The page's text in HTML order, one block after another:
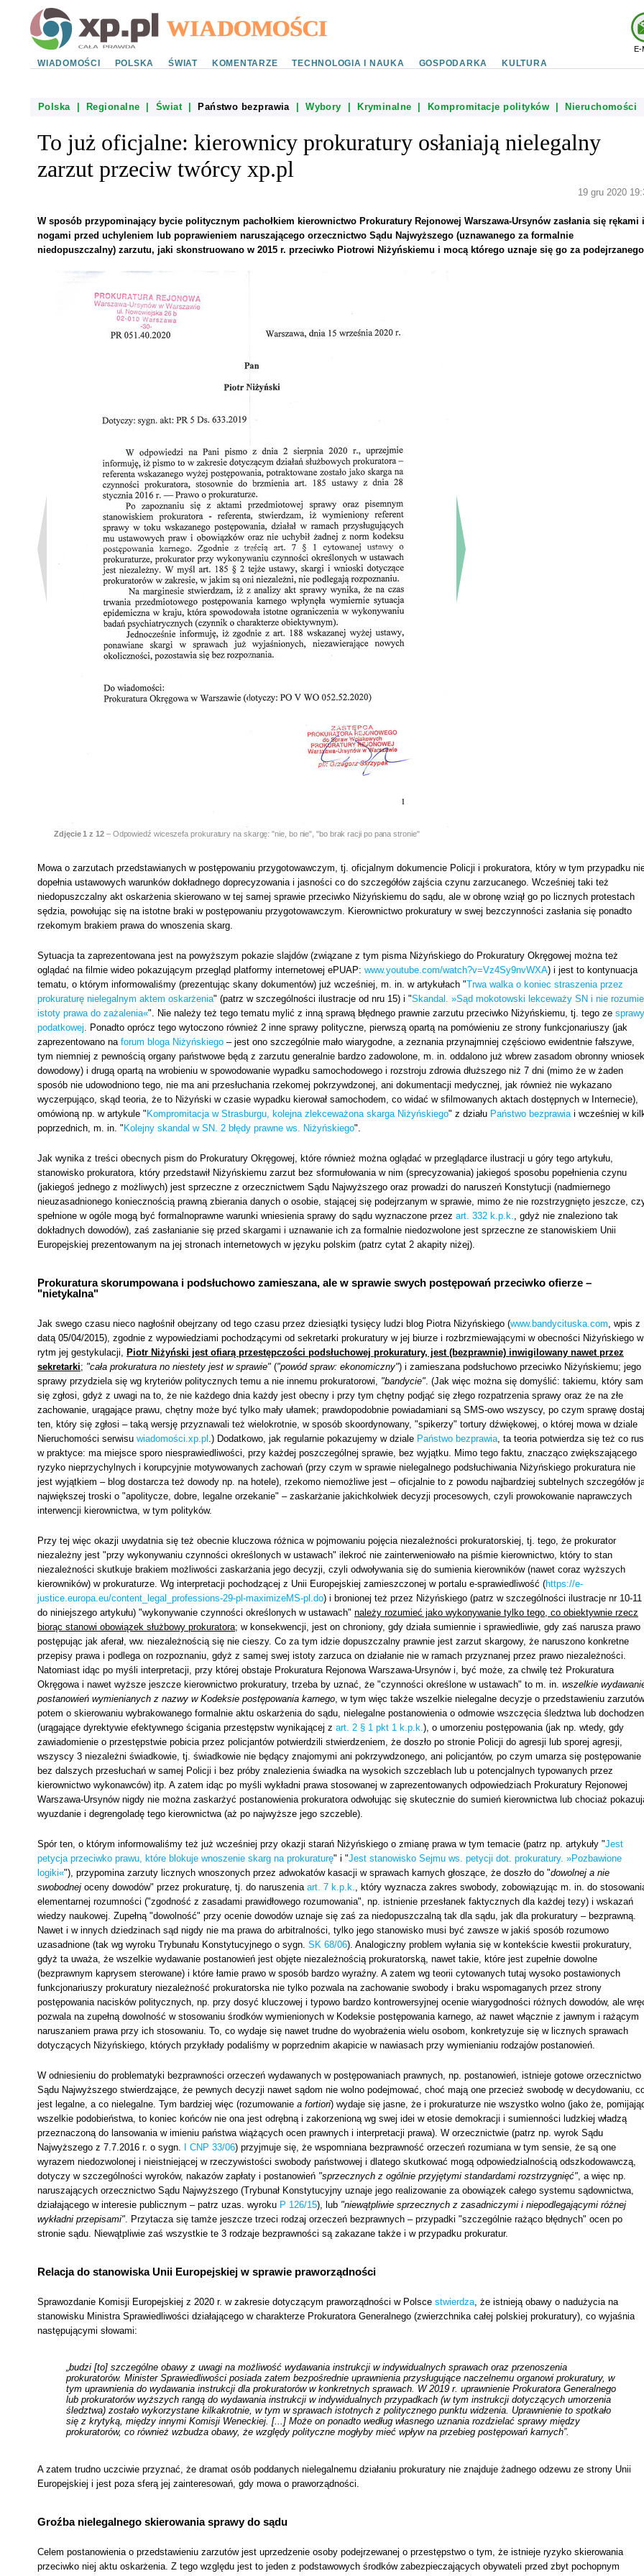
E-
WIADOMOŚCI POLSKA ŚWIAT KOMENTARZE TECHNOLOGIA I NAUKA GOSPODARKA KULTURA
Polska| Regionalne Świat| Państwo bezprawia|Wybory Kryminalne Kompromitacje polityków Nieruchomości
To już oficjalne: kierownicy prokuratury osłaniają nielegalny
zarzut przeciw twórcy xp.pl
19 gru 2020
W sposób przypominający bycie politycznym pachołkiem kierownictwo Prokuratury Rejonowej Warszawa-Ursynów zasłania się rękami i
nogami przed uchyleniem lub poprawieniem naruszającego orzecznictwo Sądu Najwyższego (uznawanego za formalnie
niedopuszczalny) zarzutu, jaki skonstruowano w 2015 r. przeciwko Piotrowi Niżyńskiemu i mocą którego uznaje się go za
Zdjęcie1 z 12– Odpowiedź wiceszefa prokuratury na skargę: "nie, bo nie", "bo brak racji po pana stronie"
Mowa o zarzutach przedstawianych w postępowaniu przygotowawczym, tj. oficjalnym dokumencie Policji i prokuratora, który w tym przypadku
dopełnia ustawowych warunków dokładnego doprecyzowania i jasności co do szczegółów zajścia czynu zarzucanego. Wcześniej taki też
niedopuszczalny akt oskarżenia skierowano w tej samej sprawie przeciwko Niżyńskiemu do sądu, ale w obronę wziął go po licznych protestach
sędzia, powołując się na istotne braki w postępowaniu przygotowawczym. Kierownictwo prokuratury w swej bezczynności zasłania się ponadto
rzekomym brakiem prawa do wnoszenia skarg.
Sytuacja ta zaprezentowana jest na powyższym pokazie slajdów (związane z tym pisma Niżyńskiego do Prokuratury Okręgowej można też
oglądać na filmie wideo pokazującym przegląd platformy internetowej ePUAP: www.youtube.com/watch?v=Vz4Sy9nvWXA) i jest to kontynuacja
tematu, o którym informowaliśmy (prezentując skany dokumentów) już wcześniej, m. in. w artykułach "Trwa walka o koniec straszenia przez
prokuraturę nielegalnym aktem oskarżenia" (patrz w szczególności ilustracje od nru 15) i "Skandal. »Sąd mokotowski lekceważy SN i nie rozumie
istoty prawa do zażalenia«". Nie należy też tego tematu mylić z inną sprawą błędnego prawnie zarzutu przeciwko Niżyńskiemu, tj. tego ze sprawy
podatkowej. Ponadto oprócz tego wytoczono również 2 inne sprawy polityczne, pierwszą opartą na pomówieniu ze strony funkcjonariuszy (jak
zaprezentowano na forum bloga Niżyńskiego – jest ono szczególnie mało wiarygodne, a zeznania przynajmniej częściowo ewidentnie fałszywe,
tym niemniej z pewnością organy państwowe będą z zarzutu generalnie bardzo zadowolone, m. in. oddalono już wbrew zasadom obronny wniosek
dowodowy) i drugą opartą na wrobieniu w spowodowanie wypadku samochodowego i rozstroju zdrowia dłuższego niż 7 dni (mimo że w żaden
sposób nie udowodniono tego, nie ma ani przesłuchania rzekomej pokrzywdzonej, ani dokumentacji medycznej, jak również nie wykazano
wyczerpująco, skąd teoria, że to Niżyński w czasie wypadku kierował samochodem, co widać w sfilmowanych aktach dostępnych w Internecie),
omówioną np. w artykule " Kompromitacja w Strasburgu, kolejna zlekceważona skarga Niżyńskiego" z działu Państwo bezprawiai wcześniej w
poprzednich, m. in. " Kolejny skandal w SN. 2 błędy prawne ws. Niżyńskiego".
Jak wynika z treści obecnych pism do Prokuratury Okręgowej, które również można oglądać w przeglądarce ilustracji u góry tego artykułu,
stanowisko prokuratora, który przedstawił Niżyńskiemu zarzut bez sformułowania w nim (sprecyzowania) jakiegoś sposobu popełnienia czynu
(jakiegoś jednego z możliwych) jest sprzeczne z orzecznictwem Sądu Najwyższego oraz prowadzi do naruszeń Konstytucji (nadmiernego
nieuzasadnionego koniecznością prawną zbierania danych o osobie, stającej się podejrzanym w sprawie, mimo że nie rozstrzygnięto jeszcze,
spełnione w ogóle mogą być formalnoprawne warunki wniesienia sprawy do sądu wyznaczone przez art. 332 k.p.k., gdyż nie znaleziono tak
dokładnych dowodów), zaś zasłanianie się przed skargami i uznawanie ich za formalnie niedozwolone jest sprzeczne ze stanowiskiem Unii
Europejskiej prezentowanym na jej stronach internetowych w języku polskim (patrz cytat 2 akapity niżej).
Prokuratura skorumpowana i podsłuchowo zamieszana, ale w sprawie swych postępowań przeciwko ofierze –
"nietykalna"
Jak swego czasu nieco nagłośnił obejrzany od tego czasu przez dziesiątki tysięcy ludzi blog Piotra Niżyńskiego (www.bandycituska.com, wpis z
datą 05/04/2015), zgodnie z wypowiedziami pochodzącymi od sekretarki prokuratury w jej biurze i rozbrzmiewającymi w obecności Niżyńskiego w
rytm jej gestykulacji, Piotr Niżyński jest ofiarą przestępczości podsłuchowej prokuratury, jest (bezprawnie) inwigilowany nawet przez
sekretarki; "cała prokuratura no niestety jest w sprawie" ("powód spraw: ekonomiczny") i zamieszana podsłuchowo przeciwko Niżyńskiemu; jego
sprawy przydziela się wg kryteriów politycznych temu a nie innemu prokuratorowi, "bandycie". (Jak więc można się domyślić: takiemu, który sam
się zgłosi, gdyż z uwagi na to, że nie każdego dnia każdy jest obecny i przy tym chętny podjąć się złego rozpatrzenia sprawy oraz że na złe
zachowanie, urągające prawu, chętny może być tylko mały ułamek; prawdopodobnie powiadamiani są SMS-owo wszyscy, po czym sprawę
ten, który się zgłosi – taką wersję przyznawali też wielokrotnie, w sposób skoordynowany, "spikerzy" tortury dźwiękowej, o której mowa w dziale
Nieruchomości serwisu wiadomości.xp.pl .) Dodatkowo, jak regularnie pokazujemy w dziale Państwo bezprawia, ta teoria potwierdza się też co
w praktyce: ma miejsce sporo niesprawiedliwości, przy każdej poszczególnej sprawie, bez wyjątku. Mimo tego faktu, znacząco zwiększającego
ryzyko nieprzychylnych i korupcyjnie motywowanych zachowań (przy czym w sprawie nielegalnego podsłuchiwania Niżyńskiego prokuratura nie
jest wyjątkiem – blog dostarcza też dowody np. na hotele), rzekomo niemożliwe jest – oficjalnie to z powodu najbardziej subtelnych szczegółów
największej troski o "apolitycze, dobre, legalne orzekanie" – zaskarżanie jakichkolwiek decyzji procesowych, czyli prowokowanie naprawczych
interwencji kierownictwa, w tym polityków.
Przy tej więc okazji uwydatnia się też obecnie kluczowa różnica w pojmowaniu pojęcia niezależności prokuratorskiej, tj. tego, że prokurator
niezależny jest "przy wykonywaniu czynności określonych w ustawach" ilekroć nie zainterweniowało na piśmie kierownictwo, który to stan
niezależności skutkuje brakiem możliwości zaskarżania jego decyzji, czyli odwoływania się do sumienia kierowników (nawet coraz wyższych
kierowników) w prokuraturze. Wg interpretacji pochodzącej z Unii Europejskiej zamieszczonej w portalu e-sprawiedliwość (https://e-
justice.europa.eu/content_legal_professions-29-pl-maximizeMS-pl.do) i bronionej też przez Niżyńskiego (patrz w szczególności ilustracje nr 10-11
do niniejszego artykułu) "wykonywanie czynności określonych w ustawach" należy rozumieć jako wykonywanie tylko tego, co obiektywnie rzecz
biorąc stanowi obowiązek służbowy prokuratora; w konsekwencji, jest on chroniony, gdy działa sumiennie i sprawiedliwie, gdy zaś narusza prawo
postępując jak aferał, ww. niezależnością się nie cieszy. Co za tym idzie dopuszczalny prawnie jest zarzut skargowy, że naruszono konkretne
przepisy prawa i podlega on rozpoznaniu, gdyż z samej swej istoty zarzuca on działanie nie w ramach przyznanej przez prawo niezależności.
Natomiast idąc po myśli interpretacji, przy której obstaje Prokuratura Rejonowa Warszawa-Ursynów i, być może, za chwilę też Prokuratura
Okręgowa i nawet wyższe jeszcze kierownictwo prokuratury, trzeba by uznać, że "czynności określone w ustawach" to m. in. wszelkie
postanowień wymienianych z nazwy w Kodeksie postępowania karnego, w tym więc także wszelkie nielegalne decyzje o przedstawieniu
potem o skierowaniu wybrakowanego formalnie aktu oskarżenia do sądu, nielegalne postanowienia o odmowie wszczęcia śledztwa lub
(urągające dyrektywie efektywnego ścigania przestępstw wynikającej z art. 2 § 1 pkt 1 k.p.k.), o umorzeniu postępowania (jak np. wtedy, gdy
zawiadomienie o przestępstwie pobicia przez policjantów potwierdzili stwierdzeniem, że doszło po stronie Policji do agresji lub sporej agresji,
wszyscy 3 niezależni świadkowie, tj. świadkowie nie będący znajomymi ani pokrzywdzonego, ani policjantów, po czym umarza się postępowanie
bez dalszych przesłuchań w samej Policji i bez próby znalezienia świadka na wysokich szczeblach lub u potencjalnych typowanych przez
kierownictwo wykonawców) itp. A zatem idąc po myśli wykładni prawa stosowanej w zaprezentowanych odpowiedziach Prokuratury Rejonowej
Warszawa-Ursynów nigdy nie można zaskarżyć postanowienia prokuratora odwołując się skutecznie do sumień kierownictwa lub chociaż
wyuzdanie i degrengoladę tego kierownictwa (aż po najwyższe jego szczeble).
Spór ten, o którym informowaliśmy też już wcześniej przy okazji starań Niżyńskiego o zmianę prawa w tym temacie (patrz np. artykuły "Jest
petycja przeciwko prawu, które blokuje wnoszenie skarg na prokuraturę" i "Jest stanowisko Sejmu ws. petycji dot. prokuratury. »Pozbawione
logiki«"), przypomina zarzuty licznych wnoszonych przez adwokatów kasacji w sprawach karnych głoszące, że doszło do "dowolnej a nie
swobodnej oceny dowodów" przez prokuraturę, tj. do naruszenia art. 7 k.p.k., który wyznacza zakres swobody, zobowiązując m. in. do
elementarnej rozumności ("zgodność z zasadami prawidłowego rozumowania", np. istnienie przesłanek faktycznych dla każdej tezy) i wskazań
wiedzy naukowej. Zupełną "dowolność" przy ocenie dowodów uznaje się zaś za niedopuszczalną tak dla sądu, jak dla prokuratury – bezprawną.
Nawet i w innych dziedzinach sąd nigdy nie ma prawa do arbitralności, tylko jego stanowisko musi być zawsze w jakiś sposób rozumowo
uzasadnione (tak wg wyroku Trybunału Konstytucyjnego o sygn. SK 68/06). Analogiczny problem wyłania się w kontekście kwestii prokuratury,
gdyż ta uważa, że wszelkie wydawanie postanowień jest objęte niezależnością prokuratorską, nawet takie, które jest zupełnie dowolne
(bezprawnym kaprysem sterowane) i które łamie prawo w sposób bardzo wyraźny. A zatem wg teorii cytowanych tutaj wysoko postawionych
funkcjonariuszy prokuratury niezależność prokuratorska nie tylko pozwala na zachowanie swobody i braku wspomaganych przez strony
postępowania nacisków politycznych, np. przy dosyć kluczowej i typowo bardzo kontrowersyjnej ocenie wiarygodności różnych dowodów, ale
pozwala na zupełną dowolność w stosowaniu środków wymienionych w Kodeksie postępowania karnego, aż nawet włącznie z jawnym i rażącym
naruszaniem prawa przy ich stosowaniu. To, co wydaje się nawet trudne do wyobrażenia wielu osobom, konkretyzuje się w licznych sprawach
dotyczących Niżyńskiego, których przykłady podaliśmy w poprzednim akapicie w nawiasach przy wymienianiu rodzajów postanowień.
W odniesieniu do problematyki bezprawności orzeczeń wydawanych w postępowaniach prawnych, np. postanowień, istnieje gotowe orzecznictwo
Sądu Najwyższego stwierdzające, że pewnych decyzji nawet sądom nie wolno podejmować, choć mają one przecież swobodę w decydowaniu,
jest legalne, a co nielegalne. Tym bardziej więc (rozumowanie a fortiori) wydaje się jasne, że i prokuraturze nie wszystko wolno (jako że,
wszelkie podobieństwa, to koniec końców nie ona jest odrębną i zakorzenioną wg swej idei w etosie demokracji i sumienności ludzkiej władzą
przeznaczoną do lansowania w imieniu państwa wiążących ocen prawnych i interpretacji prawa). W orzecznictwie (patrz np. wyrok Sądu
Najwyższego z 7.7.2016 r. o sygn.
I CNP 33/06) przyjmuje się, że wspomniana bezprawność orzeczeń rozumiana w tym sensie, że są one
wyrazem niedozwolonej i nieistniejącej w rzeczywistości swobody państwowej i dlatego skutkować mogą odpowiedzialnością odszkodowawczą,
dotyczy w szczególności wyroków, nakazów zapłaty i postanowień "sprzecznych z ogólnie przyjętymi standardami rozstrzygnięć", a więc np.
naruszających orzecznictwo Sądu Najwyższego (Trybunał Konstytucyjny uznaje jego realizowanie za obowiązek całego systemu sądownictwa,
działającego w interesie publicznym – patrz uzas. wyroku P 126/15), lub "niewątpliwie sprzecznych z zasadniczymi i niepodlegającymi różnej
wykładni przepisami". Przytacza się tamże jeszcze trzeci rodzaj orzeczeń bezprawnych – przypadki "szczególnie rażąco błędnych" ocen po
stronie sądu. Niewątpliwie zaś wszystkie te 3 rodzaje bezprawności są zakazane także i w przypadku prokuratur.
Relacja do stanowiska Unii Europejskiej w sprawie praworządności
Sprawozdanie Komisji Europejskiej z 2020 r. w zakresie dotyczącym praworządności w Polsce stwierdza, że istnieją obawy o nadużycia na
stanowisku Ministra Sprawiedliwości działającego w charakterze Prokuratora Generalnego (zwierzchnika całej polskiej prokuratury), co wyjaśnia
następującymi słowami:
„budzi [to] szczególne obawy z uwagi na możliwość wydawania instrukcji w indywidualnych sprawach oraz przenoszenia
prokuratorów. Minister Sprawiedliwości posiada zatem bezpośrednie uprawnienia przysługujące naczelnemu organowi prokuratury, w
tym uprawnienia do wydawania instrukcji dla prokuratorów w konkretnych sprawach. W 2019 r. uprawnienie Prokuratora Generalnego
lub prokuratorów wyższych rangą do wydawania instrukcji w indywidualnych przypadkach (w tym instrukcji dotyczących umorzenia
śledztwa) zostało wykorzystane kilkakrotnie, w tym w sprawach istotnych z politycznego punktu widzenia. Uprawnienie to spotkało
się z krytyką, między innymi Komisji Weneckiej. [...] Może on ponadto według własnego uznania rozdzielać sprawy między
prokuratorów, co również wzbudza obawy, że względy polityczne mogłyby mieć wpływ na przebieg postępowań karnych”.
A zatem trudno uczciwie przyznać, że dramat osób poddanych nielegalnemu działaniu prokuratury nie znajduje żadnego odzewu ze strony Unii
Europejskiej i jest poza sferą jej zainteresowań, gdy mowa o praworządności.
Groźba nielegalnego skierowania sprawy do sądu
Celem postanowienia o przedstawieniu zarzutów jest uprzedzenie osoby podejrzewanej o przestępstwo o tym, że istnieje ryzyko skierowania
przeciwko niej aktu oskarżenia. Z tego względu jest to jeden z podstawowych środków zabezpieczających obywateli przed zbyt pochopnym